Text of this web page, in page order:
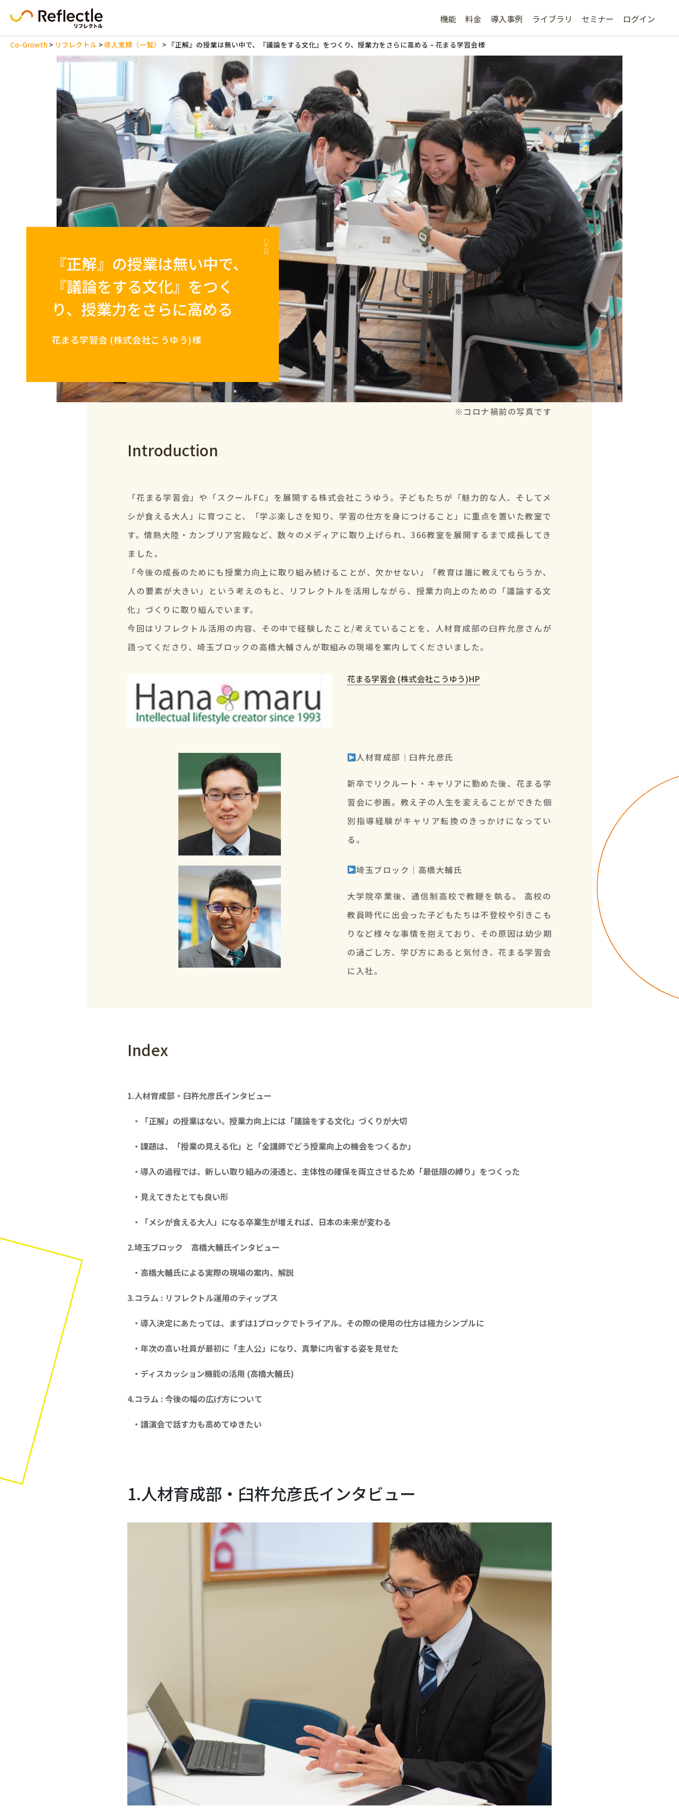
機能 料金 導入事例 ライブラリ セミナー ログイン
Co-Growth リフレクトル 導入実績（一覧） 『正解』の授業は無い中で、『議論をする文化』をつくり、授業力をさらに高める – 花まる学習会様
CASE
『正解』の授業は無い中で、
『議論をする文化』をつく
り、授業力をさらに高める
花まる学習会 (株式会社こうゆう)様
※コロナ禍前の写真です
Introduction
「花まる学習会」や「スクールFC」を展開する株式会社こうゆう。子どもたちが「魅力的な人、そしてメ
シが食える大人」に育つこと、「学ぶ楽しさを知り、学習の仕方を身につけること」に重点を置いた教室で
す。情熱大陸・カンブリア宮殿など、数々のメディアに取り上げられ、366教室を展開するまで成長してき
ました。
「今後の成長のためにも授業力向上に取り組み続けることが、欠かせない」「教育は誰に教えてもらうか、
人の要素が大きい」という考えのもと、リフレクトルを活用しながら、授業力向上のための「議論する文
化」づくりに取り組んでいます。
今回はリフレクトル活用の内容、その中で経験したこと/考えていることを、人材育成部の臼杵允彦さんが
語ってくださり、埼玉ブロックの高橋大輔さんが取組みの現場を案内してくださいました。
花まる学習会 (株式会社こうゆう)HP
人材育成部｜臼杵允彦氏
新卒でリクルート・キャリアに勤めた後、花まる学
習会に参画。教え子の人生を変えることができた個
別指導経験がキャリア転換のきっかけになってい
る。
埼玉ブロック｜高橋大輔氏
大学院卒業後、通信制高校で教鞭を執る。 高校の
教員時代に出会った子どもたちは不登校や引きこも
りなど様々な事情を抱えており、その原因は幼少期
の過ごし方、学び方にあると気付き、花まる学習会
に入社。
Index
1.人材育成部・臼杵允彦氏インタビュー
・「正解」の授業はない。授業力向上には「議論をする文化」づくりが大切
・課題は、「授業の見える化」と「全講師でどう授業向上の機会をつくるか」
・導入の過程では、新しい取り組みの浸透と、主体性の確保を両立させるため「最低限の縛り」をつくった
・見えてきたとても良い形
・「メシが食える大人」になる卒業生が増えれば、日本の未来が変わる
2.埼玉ブロック 高橋大輔氏インタビュー
・高橋大輔氏による実際の現場の案内、解説
3.コラム : リフレクトル運用のティップス
・導入決定にあたっては、まずは1ブロックでトライアル。その際の使用の仕方は極力シンプルに
・年次の高い社員が最初に「主人公」になり、真摯に内省する姿を見せた
・ディスカッション機能の活用 (高橋大輔氏)
4.コラム : 今後の幅の広げ方について
・講演会で話す力も高めてゆきたい
1.人材育成部・臼杵允彦氏インタビュー